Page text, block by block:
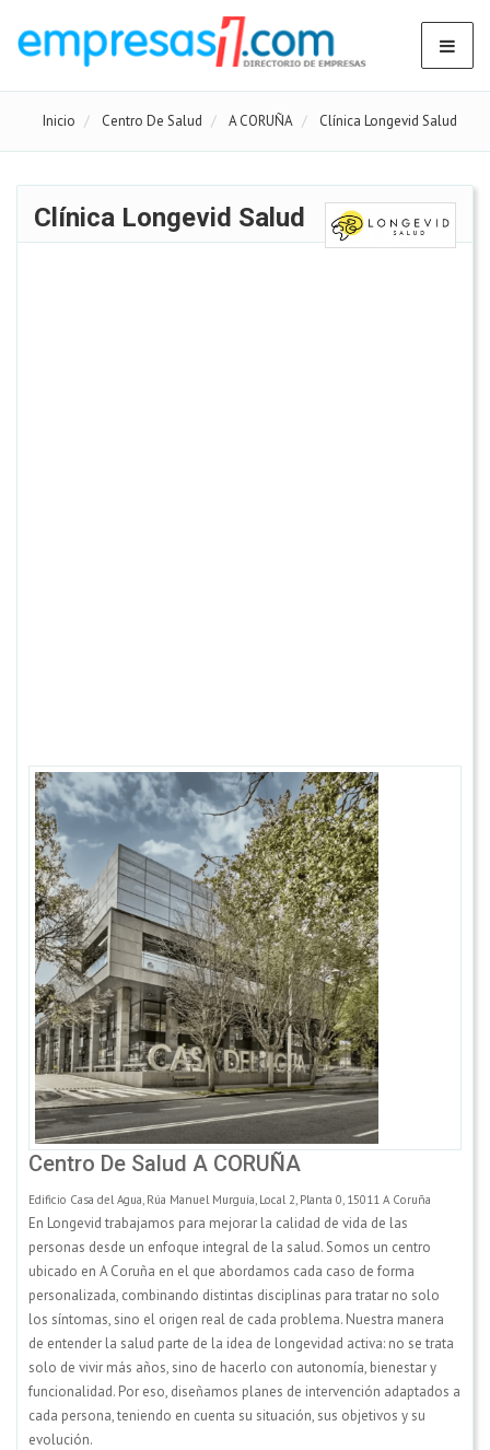
Inicio Centro De Salud A CORUÑA Clínica Longevid Salud
Clínica Longevid Salud
Centro De Salud A CORUÑA
Edificio Casa del Agua, Rúa Manuel Murguía, Local 2, Planta 0, 15011 A Coruña
En Longevid trabajamos para mejorar la calidad de vida de las
personas desde un enfoque integral de la salud. Somos un centro
ubicado en A Coruña en el que abordamos cada caso de forma
personalizada, combinando distintas disciplinas para tratar no solo
los síntomas, sino el origen real de cada problema. Nuestra manera
de entender la salud parte de la idea de longevidad activa: no se trata
solo de vivir más años, sino de hacerlo con autonomía, bienestar y
funcionalidad. Por eso, diseñamos planes de intervención adaptados a
cada persona, teniendo en cuenta su situación, sus objetivos y su
evolución.